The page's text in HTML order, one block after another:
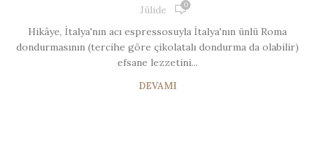
Jülide 0
Hikâye, İtalya'nın acı espressosuyla İtalya'nın ünlü Roma
dondurmasının (tercihe göre çikolatalı dondurma da olabilir)
efsane lezzetini...
DEVAMI